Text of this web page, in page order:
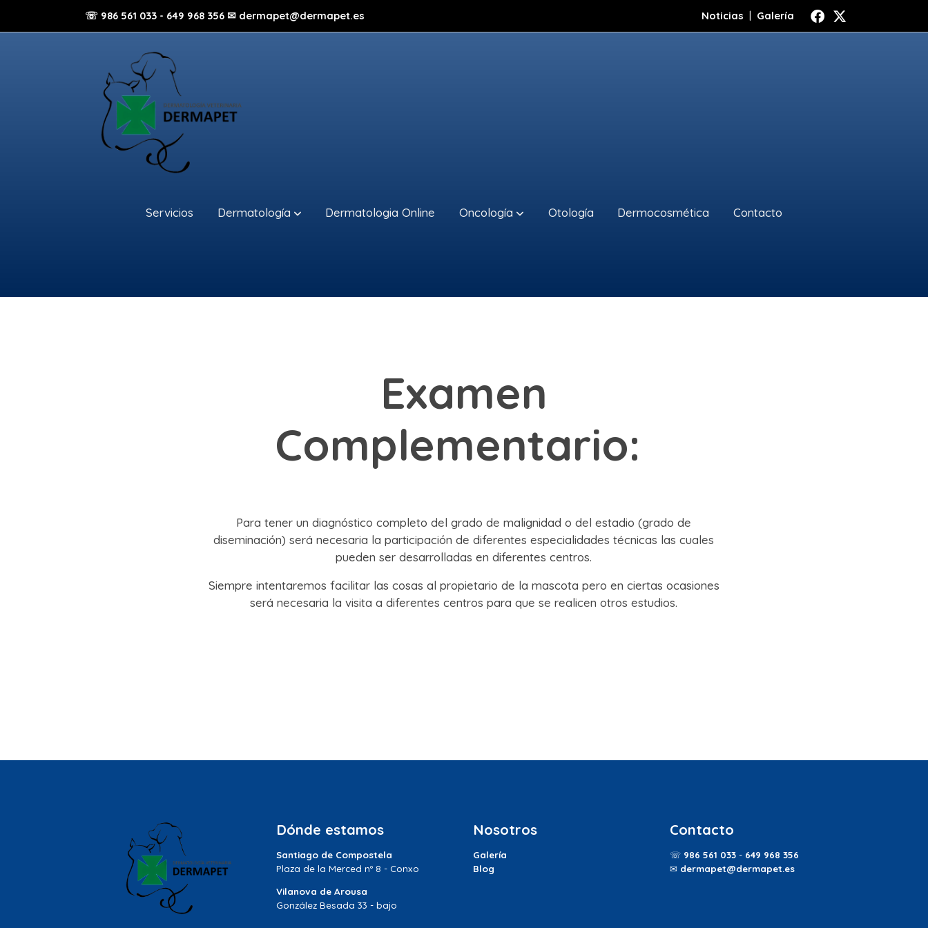
☏ 986 561 033 - 649 968 356 ✉ dermapet@dermapet.es Noticias | Galería
Servicios Dermatología Dermatologia Online Oncología Otología Dermocosmética Contacto
Examen
Complementario:
Para tener un diagnóstico completo del grado de malignidad o del estadio (grado de
diseminación) será necesaria la participación de diferentes especialidades técnicas las cuales
pueden ser desarrolladas en diferentes centros.
Siempre intentaremos facilitar las cosas al propietario de la mascota pero en ciertas ocasiones
será necesaria la visita a diferentes centros para que se realicen otros estudios.
Dónde estamos
Santiago de Compostela
Plaza de la Merced nº 8 - Conxo
Vilanova de Arousa
González Besada 33 - bajo
Nosotros
Galería
Blog
Contacto
☏ 986 561 033- 649 968 356
✉ dermapet@dermapet.es